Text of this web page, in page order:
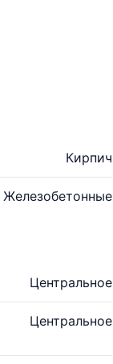
Кирпич
Железобетонные
Центральное
Центральное